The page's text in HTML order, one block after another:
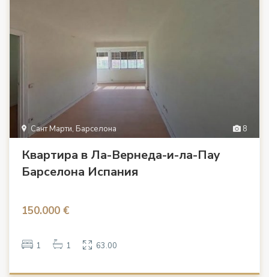
8
Сант Марти, Барселона
Квартира в Ла-Вернеда-и-ла-Пау
Барселона Испания
150.000 €
1 1 63.00